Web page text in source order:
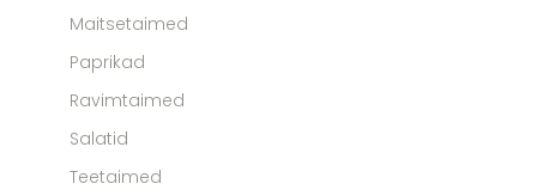
Maitsetaimed
Paprikad
Ravimtaimed
Salatid
Teetaimed